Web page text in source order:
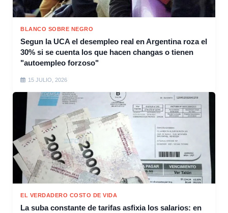
BLANCO SOBRE NEGRO
Segun la UCA el desempleo real en Argentina roza el
30% si se cuenta los que hacen changas o tienen
"autoempleo forzoso"
15 JULIO, 2026
EL VERDADERO COSTO DE VIDA
La suba constante de tarifas asfixia los salarios: en